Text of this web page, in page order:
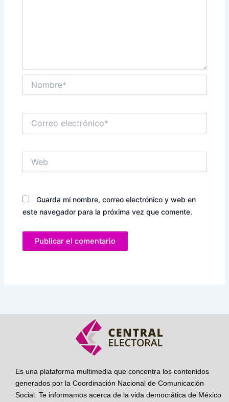
electrónico*
Guarda mi nombre, correo electrónico y web en
este navegador para la próxima vez que comente.
Es una plataforma multimedia que concentra los contenidos
generados por la Coordinación Nacional de Comunicación
Social. Te informamos acerca de la vida democrática de México